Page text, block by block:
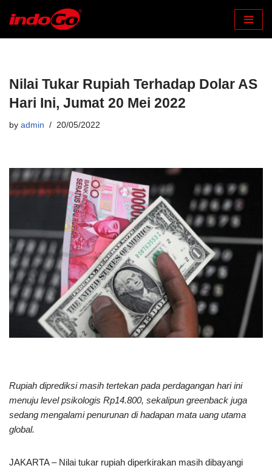
Nilai Tukar Rupiah Terhadap Dolar AS
Hari Ini, Jumat 20 Mei 2022
by admin 20/05/2022
Rupiah diprediksi masih tertekan pada perdagangan hari ini
menuju level psikologis Rp14.800, sekalipun greenback juga
sedang mengalami penurunan di hadapan mata uang utama
global.
JAKARTA – Nilai tukar rupiah diperkirakan masih dibayangi